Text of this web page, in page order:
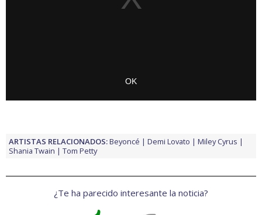
ARTISTAS RELACIONADOS:Beyoncé Demi Lovato
Miley Cyrus
Shania Twain
Tom Petty
¿Te ha parecido interesante la noticia?